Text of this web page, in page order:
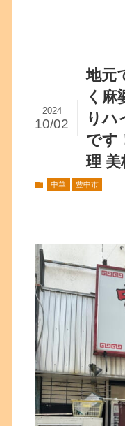
地元
く麻
りハ
で
理 美
2024
10/02
中華 豊中市